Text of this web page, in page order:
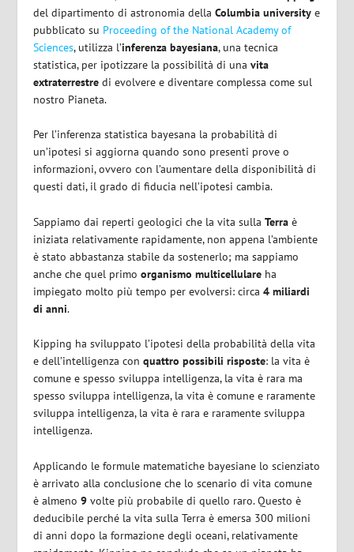
del dipartimento di astronomia dellaColumbia university e
pubblicato su Proceeding of the National Academy of
Sciences,utilizza l’inferenza bayesiana, una tecnica
statistica, per ipotizzare la possibilità di unavita
extraterrestre di evolvere e diventare complessa come sul
nostro Pianeta.
Per l’inferenza statistica bayesana la probabilità di
un’ipotesi si aggiorna quando sono presenti prove o
informazioni, ovvero con l’aumentare della disponibilità di
questi dati, il grado di fiducia nell’ipotesi cambia.
Sappiamo dai reperti geologici che la vita sullaTerra è
iniziata relativamente rapidamente, non appena l’ambiente
è stato abbastanza stabile da sostenerlo; ma sappiamo
anche che quel primoorganismo multicellulare ha
impiegato molto più tempo per evolversi: circa4 miliardi
di anni.
Kipping ha sviluppato l’ipotesi della probabilità della vita
e dell’intelligenza conquattro possibili risposte: la vita è
comune e spesso sviluppa intelligenza, la vita è rara ma
spesso sviluppa intelligenza, la vita è comune e raramente
sviluppa intelligenza, la vita è rara e raramente sviluppa
intelligenza.
Applicando le formule matematiche bayesiane lo scienziato
è arrivato alla conclusione che lo scenario di vita comune
è almeno9 volte più probabile di quello raro. Questo è
deducibile perché la vita sulla Terra è emersa 300 milioni
di anni dopo la formazione degli oceani, relativamente